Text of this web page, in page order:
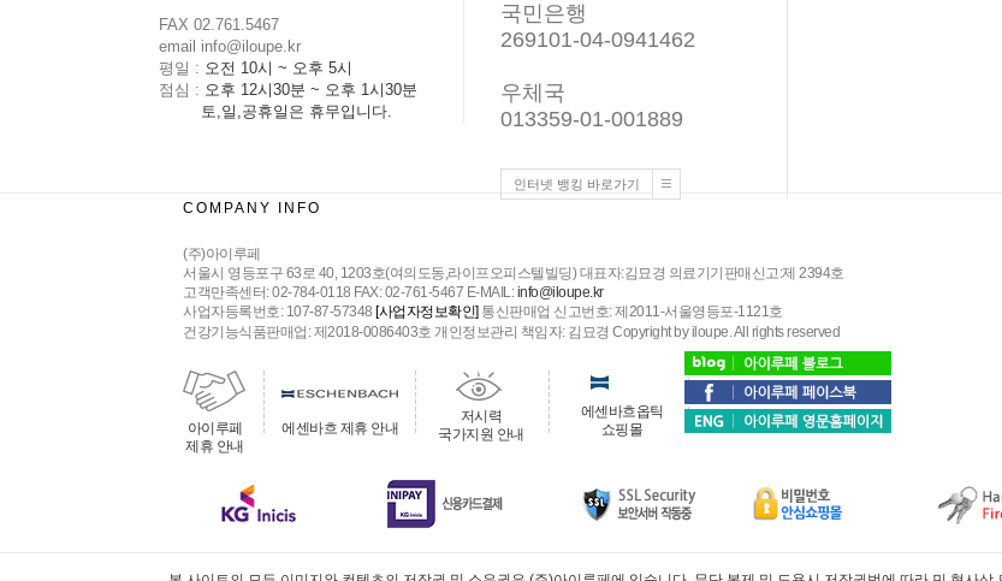
FAX 02.761.5467
email info@iloupe.kr
평일 : 오전 10시 ~ 오후 5시
점심 : 오후 12시30분 ~ 오후 1시30분
토,일,공휴일은 휴무입니다.
국민은행
269101-04-0941462
우체국
013359-01-001889
인터넷 뱅킹 바로가기
COMPANY INFO
(주)아이루페
서울시 영등포구 63로 40, 1203호(여의도동,라이프오피스텔빌딩) 대표자:김묘경 의료기기판매신고:제 2394호
고객만족센터: 02-784-0118 FAX: 02-761-5467 E-MAIL:info@iloupe.kr
사업자등록번호: 107-87-57348 [사업자정보확인] 통신판매업 신고번호: 제2011-서울영등포-1121호
건강기능식품판매업: 제2018-0086403호 개인정보관리 책임자: 김묘경 Copyright by iloupe. All rights reserved
아이루페
제휴 안내
에센바흐 제휴 안내
저시력
국가지원 안내
에센바흐옵틱
쇼핑몰